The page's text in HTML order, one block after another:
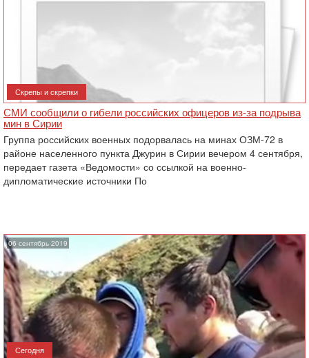
Скрепы и скрепки
СМИ сообщили о гибели российских офицеров из-за подрыва
мин в Сирии
Группа российских военных подорвалась на минах ОЗМ-72 в
районе населенного пункта Джурин в Сирии вечером 4 сентября,
передает газета «Ведомости» со ссылкой на военно-
дипломатические источники По
06 сентябрь 2019
Сегодня